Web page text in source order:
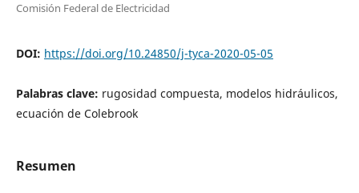
Comisión Federal de Electricidad
DOI: https://doi.org/10.24850/j-tyca-2020-05-05
Palabras clave: rugosidad compuesta, modelos hidráulicos,
ecuación de Colebrook
Resumen